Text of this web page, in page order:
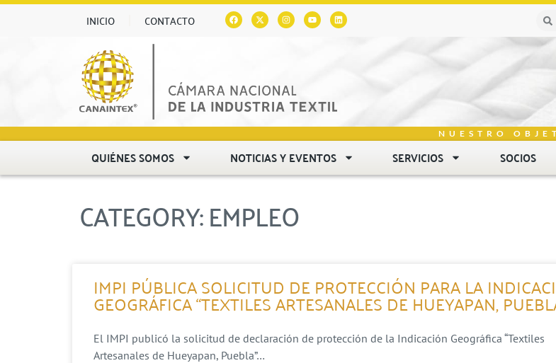
INICIO CONTACTO
NUESTRO
QUIÉNES SOMOS NOTICIAS Y EVENTOS SERVICIOS SOCIOS
CATEGORY: EMPLEO
IMPI PÚBLICA SOLICITUD DE PROTECCIÓN PARA LA
GEOGRÁFICA “TEXTILES ARTESANALES DE HUEYAPAN,
El IMPI publicó la solicitud de declaración de protección de la Indicación Geográfica “Textiles
Artesanales de Hueyapan, Puebla”…